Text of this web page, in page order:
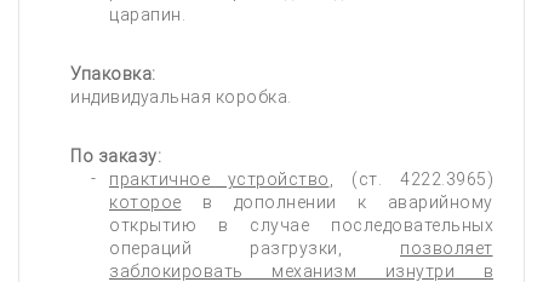
царапин.
Упаковка:
индивидуальная коробка.
По заказу:
практичное устройство , (ст. 4222.3965)
которое в дополнении к аварийному
открытию в случае последовательных
операций разгрузки, позволяет
заблокировать механизм изнутри в